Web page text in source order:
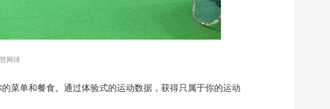
网球
菜单和餐食。通过体验式的运动数据，获得只属于你的运动